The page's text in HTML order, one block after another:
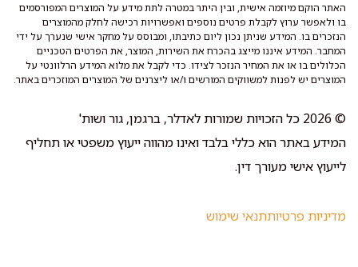
האתר הוקם מיוזמה אישית, ובין היתר במטרה לתת מידע על המוצרים המפורסמים
בו ולאפשר ערוץ לקבלת פרטים נוספים ואפשרויות רכישה לחלק מהמוצרים
הנזכרים בו. המידע שניתן נכון ליום כתיבתו, ומבוסס על מחקר אישי שנערך על ידי
המחבר. המידע איננו מייצג בהכרח את השירות, המוצר, את הפרטים הטכניים
הכלולים בו או את המחיר הנזכר לצידו. כדי לקבל את מלוא המידע הרלוונטי על
המוצרים יש לפנות למשווקים המורשים ו/או ליצרנים של המוצרים המוזכרים באתר.
© 2026 כל הזכויות שמורות לאדלר, ברגמן, גור ושות'
המידע באתר הוא כללי בלבד ואינו מהווה ייעוץ משפטי או תחליף
לייעוץ אישי מעורך דין.
מדיניות פרטיותתנאי שימוש